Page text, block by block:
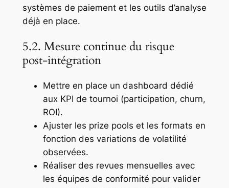
systèmes de paiement et les outils d’analyse
déjà en place.
5.2. Mesure continue du risque
post‑intégration
Mettre en place un dashboard dédié
aux KPI de tournoi (participation, churn,
ROI).
Ajuster les prize pools et les formats en
fonction des variations de volatilité
observées.
Réaliser des revues mensuelles avec
les équipes de conformité pour valider